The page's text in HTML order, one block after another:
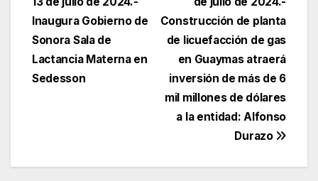
de
entradas
Construcción de planta
de licuefacción de gas
en Guaymas atraerá
inversión de más de 6
mil millones de dólares
a la entidad: Alfonso
Durazo
Inaugura Gobierno de
Sonora Sala de
Lactancia Materna en
Sedesson